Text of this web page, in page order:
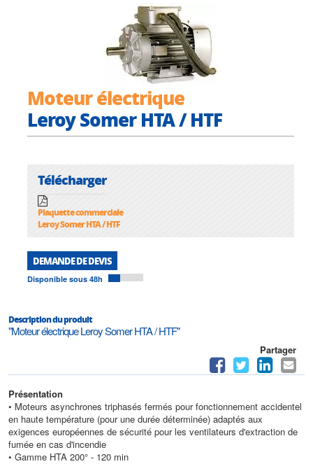
Moteur électrique
Leroy Somer HTA / HTF
Télécharger
Plaquette commerciale
Leroy Somer HTA / HTF
DEMANDE DE DEVIS
Disponible sous 48h
Description du produit
"Moteur électrique Leroy Somer HTA / HTF"
Partager
Présentation
• Moteurs asynchrones triphasés fermés pour fonctionnement accidentel
en haute température (pour une durée déterminée) adaptés aux
exigences européennes de sécurité pour les ventilateurs d'extraction de
fumée en cas d'incendie
• Gamme HTA 200° - 120 min